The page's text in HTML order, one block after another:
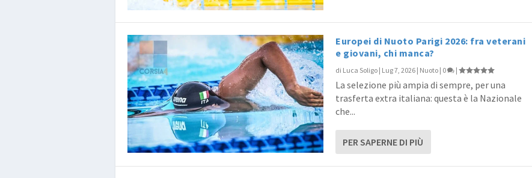
Europei di Nuoto Parigi 2026: fra veterani
e giovani, chi manca?
di Luca Soligo | Lug 7, 2026 | Nuoto | 0 |
La selezione più ampia di sempre, per una
trasferta extra italiana: questa è la Nazionale
che...
PER SAPERNE DI PIÙ